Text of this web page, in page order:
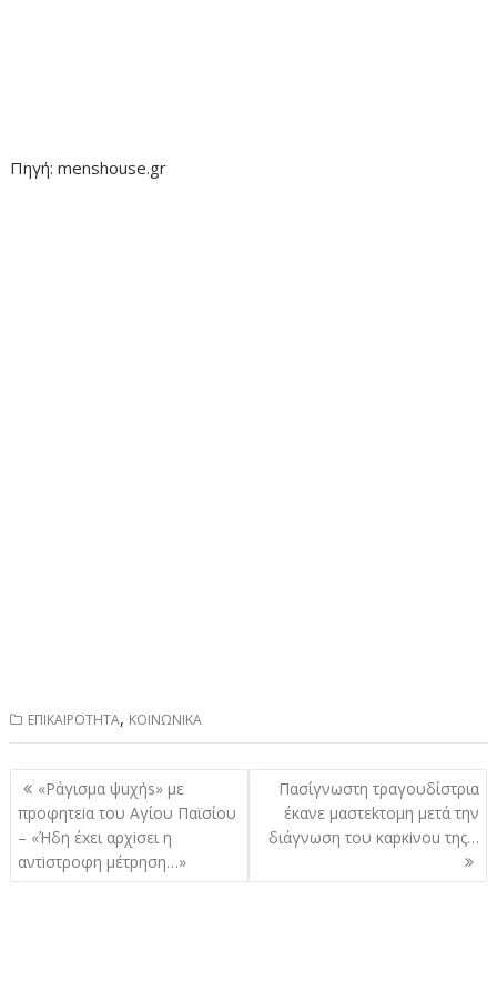
Πηγή: menshouse.gr
ΕΠΙΚΑΙΡΟΤΗΤΑ, ΚΟΙΝΩΝΙΚΑ
Πλοήγηση
άρθρων
«Ράγισμα ψuχήs» με
πpοφητεiα του Αγίου Παϊσίου
– «Ήδη έxει αρχiσει η
αντiστροφη μέτpηση…»
Πασίγνωστη τραγουδίστρια
έκανε μαστεkτομη μετά την
διάγνωση του καpκiνou της…